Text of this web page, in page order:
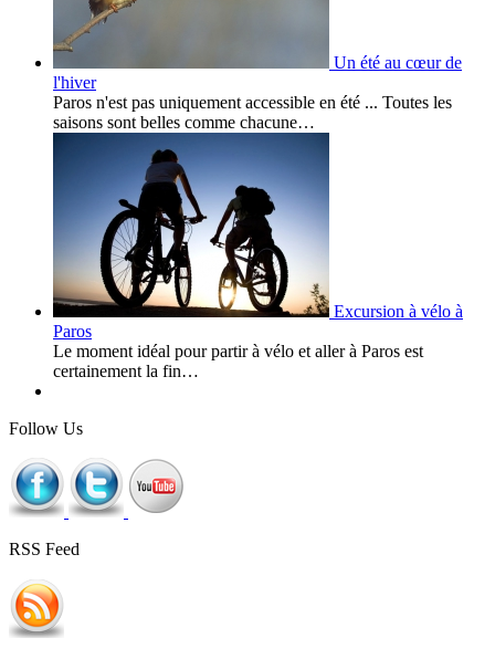
Un été au cœur de
l'hiver
Paros n'est pas uniquement accessible en été ... Toutes les
saisons sont belles comme chacune…
Excursion à vélo à
Paros
Le moment idéal pour partir à vélo et aller à Paros est
certainement la fin…
Follow Us
RSS Feed